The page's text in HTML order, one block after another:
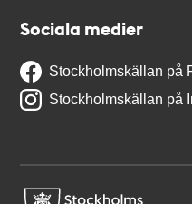
Sociala medier
Stockholmskällan på
Stockholmskällan på